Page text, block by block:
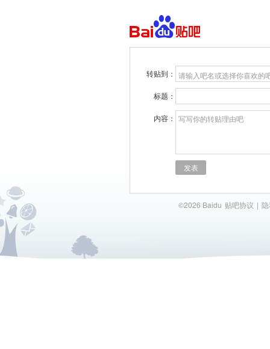
转贴到： 请输入吧名或选择你喜欢的
标题：
内容： 写写你的转贴理由吧
发表
©2026 Baidu 贴吧协议 |